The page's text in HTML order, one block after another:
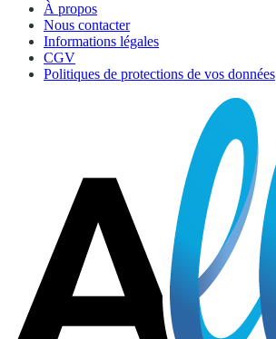
À propos
Nous contacter
Informations légales
CGV
Politiques de protections de vos données